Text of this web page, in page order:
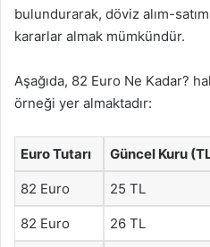
bulundurarak, döviz alım-
kararlar almak mümkündür.
Aşağıda, 82 Euro Ne Kadar?
örneği yer almaktadır:
Euro Tutarı Güncel Kuru
82 Euro 25 TL
82 Euro 26 TL